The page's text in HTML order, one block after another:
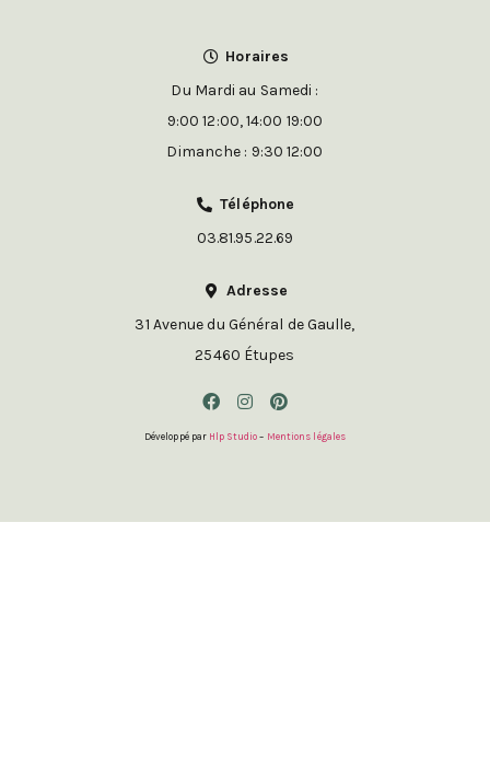
Horaires
Du Mardi au Samedi :
9:00 12:00, 14:00 19:00
Dimanche : 9:30 12:00
Téléphone
03.81.95.22.69
Adresse
31 Avenue du Général de Gaulle,
25460 Étupes
Développé par Hlp Studio – Mentions légales